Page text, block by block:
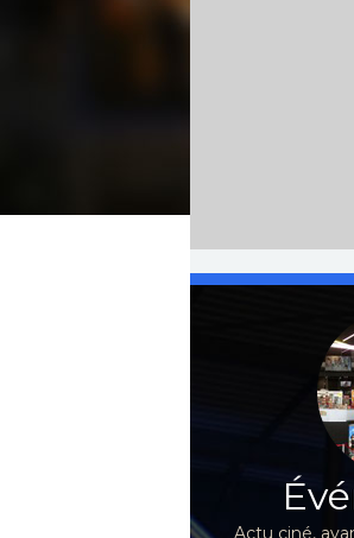
Actu ciné,